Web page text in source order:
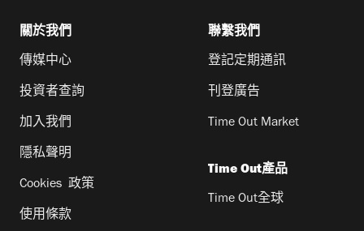
關於我們
傳媒中心
投資者查詢
加入我們
隱私聲明
Cookies 政策
使用條款
聯繫我們
登記定期通訊
刊登廣告
Time Out Market
Time Out產品
Time Out全球